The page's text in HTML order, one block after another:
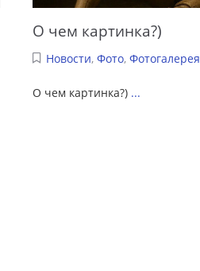
О чем картинка?)
Новости,Фото,Фотогалерея
О чем картинка?) ...